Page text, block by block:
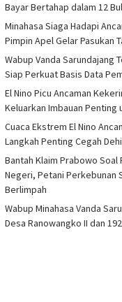
Bayar Bertahap dalam 12
Minahasa Siaga Hadapi
Pimpin Apel Gelar Pasukan
Wabup Vanda Sarundajang
Siap Perkuat Basis Data
El Nino Picu Ancaman
Keluarkan Imbauan Penting
Cuaca Ekstrem El Nino
Langkah Penting Cegah
Bantah Klaim Prabowo Soal
Negeri, Petani Perkebunan
Berlimpah
Wabup Minahasa Vanda
Desa Ranowangko II dan